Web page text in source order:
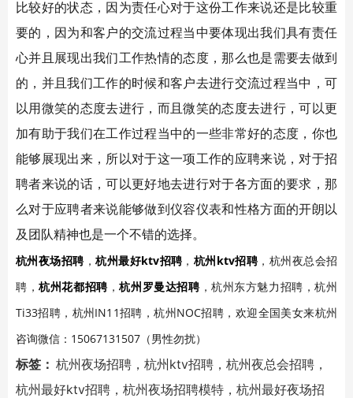
比较好的状态，因为责任心对于这份工作来说还是比较重
要的，因为和客户的交流过程当中要体现出我们具有责任
心并且展现出我们工作热情的态度，那么也是需要去做到
的，并且我们工作的时候和客户去进行交流过程当中，可
以用微笑的态度去进行，而且微笑的态度去进行，可以更
加有助于我们在工作过程当中的一些非常好的态度，你也
能够展现出来，所以对于这一项工作的应聘来说，对于招
聘者来说的话，可以更好地去进行对于各方面的要求，那
么对于应聘者来说能够做到仪容仪表和性格方面的开朗以
及团队精神也是一个不错的选择。
杭州夜场招聘 ，杭州最好ktv招聘 ， 杭州ktv招聘 ，杭州夜总会招
聘，杭州花都招聘 ，杭州罗曼达招聘 ，杭州东方魅力招聘，杭州
Ti33招聘，杭州IN11招聘，杭州NOC招聘， 欢迎全国美女来杭州
咨询微信：15067131507（男性勿扰）
标签： 杭州夜场招聘，杭州ktv招聘，杭州夜总会招聘，
杭州最好ktv招聘，杭州夜场招聘模特，杭州最好夜场招